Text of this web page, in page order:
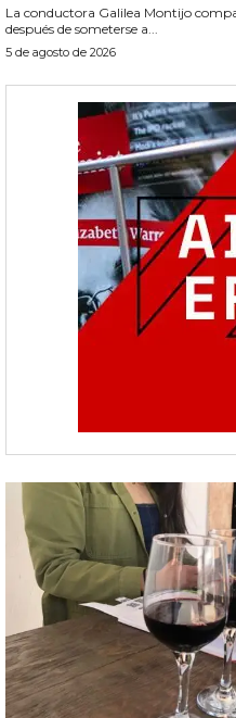
La conductora Galilea Montijo
después de someterse a...
5 de agosto de 2026